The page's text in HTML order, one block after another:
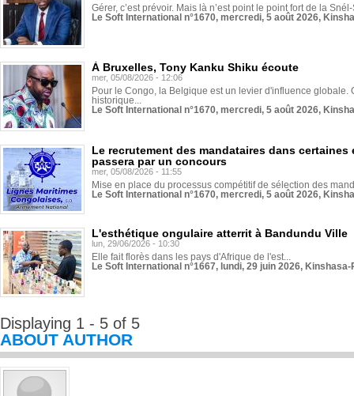
Gérer, c’est prévoir. Mais là n’est point le point fort de la
Le Soft International n°1670, mercredi, 5 août 2026,
À Bruxelles, Tony Kanku Shiku écoute
mer, 05/08/2026 - 12:06
Pour le Congo, la Belgique est un levier d'influence globale.
historique...
Le Soft International n°1670, mercredi, 5 août 2026,
Le recrutement des mandataires dans
passera par un concours
mer, 05/08/2026 - 11:55
Mise en place du processus compétitif de sélection des
Le Soft International n°1670, mercredi, 5 août 2026,
L'esthétique ongulaire atterrit à Bandundu Ville
lun, 29/06/2026 - 10:30
Elle fait florès dans les pays d'Afrique de l'est...
Le Soft International n°1667, lundi, 29 juin 2026,
Displaying 1 - 5 of 5
ABOUT AUTHOR